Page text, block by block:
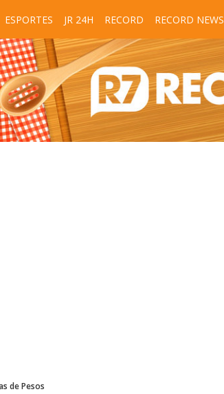
ESPORTES JR 24H RECORD RECORD NEWS
de Pesos